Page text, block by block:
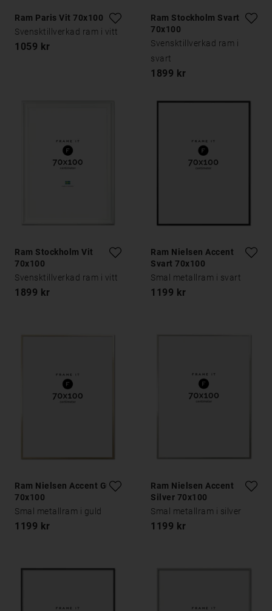
Ram Paris Vit 70x100
Svensktillverkad ram i vitt
1059 kr
Ram Stockholm Svart
70x100
Svensktillverkad ram i
svart
1899 kr
Ram Stockholm Vit
70x100
Svensktillverkad ram i vitt
1899 kr
Ram Nielsen Accent
Svart 70x100
Smal metallram i svart
1199 kr
Ram Nielsen Accent Guld
70x100
Smal metallram i guld
1199 kr
Ram Nielsen Accent
Silver 70x100
Smal metallram i silver
1199 kr